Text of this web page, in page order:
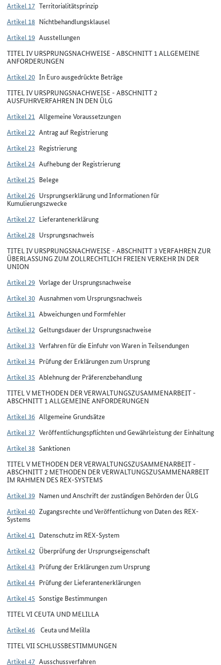
Artikel 17 Territorialitätsprinzip
Artikel 18 Nichtbehandlungsklausel
Artikel 19 Ausstellungen
TITEL IV URSPRUNGSNACHWEISE - ABSCHNITT 1 ALLGEMEINE
ANFORDERUNGEN
Artikel 20 In Euro ausgedrückte Beträge
TITEL IV URSPRUNGSNACHWEISE - ABSCHNITT 2
AUSFUHRVERFAHREN IN DEN ÜLG
Artikel 21 Allgemeine Voraussetzungen
Artikel 22 Antrag auf Registrierung
Artikel 23 Registrierung
Artikel 24 Aufhebung der Registrierung
Artikel 25 Belege
Artikel 26 Ursprungserklärung und Informationen für
Kumulierungszwecke
Artikel 27 Lieferantenerklärung
Artikel 28 Ursprungsnachweis
TITEL IV URSPRUNGSNACHWEISE - ABSCHNITT 3 VERFAHREN ZUR
ÜBERLASSUNG ZUM ZOLLRECHTLICH FREIEN VERKEHR IN DER
UNION
Artikel 29 Vorlage der Ursprungsnachweise
Artikel 30 Ausnahmen vom Ursprungsnachweis
Artikel 31 Abweichungen und Formfehler
Artikel 32 Geltungsdauer der Ursprungsnachweise
Artikel 33 Verfahren für die Einfuhr von Waren in Teilsendungen
Artikel 34 Prüfung der Erklärungen zum Ursprung
Artikel 35 Ablehnung der Präferenzbehandlung
TITEL V METHODEN DER VERWALTUNGSZUSAMMENARBEIT -
ABSCHNITT 1 ALLGEMEINE ANFORDERUNGEN
Artikel 36 Allgemeine Grundsätze
Artikel 37 Veröffentlichungspflichten und Gewährleistung der Einhaltung
Artikel 38 Sanktionen
TITEL V METHODEN DER VERWALTUNGSZUSAMMENARBEIT -
ABSCHNITT 2 METHODEN DER VERWALTUNGSZUSAMMENARBEIT
IM RAHMEN DES REX-SYSTEMS
Artikel 39 Namen und Anschrift der zuständigen Behörden der ÜLG
Artikel 40 Zugangsrechte und Veröffentlichung von Daten des REX-
Systems
Artikel 41 Datenschutz im REX-System
Artikel 42 Überprüfung der Ursprungseigenschaft
Artikel 43 Prüfung der Erklärungen zum Ursprung
Artikel 44 Prüfung der Lieferantenerklärungen
Artikel 45 Sonstige Bestimmungen
TITEL VI CEUTA UND MELILLA
Artikel 46 Ceuta und Melilla
TITEL VII SCHLUSSBESTIMMUNGEN
Artikel 47 Ausschussverfahren